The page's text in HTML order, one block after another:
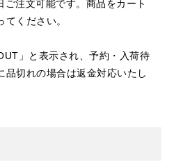
注文可能です。商品をカート
ください。
」と表示され、予約・入荷待
品切れの場合は返金対応いたし